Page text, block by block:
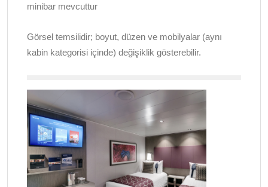
minibar mevcuttur
Görsel temsilidir; boyut, düzen ve mobilyalar (aynı
kabin kategorisi içinde) değişiklik gösterebilir.